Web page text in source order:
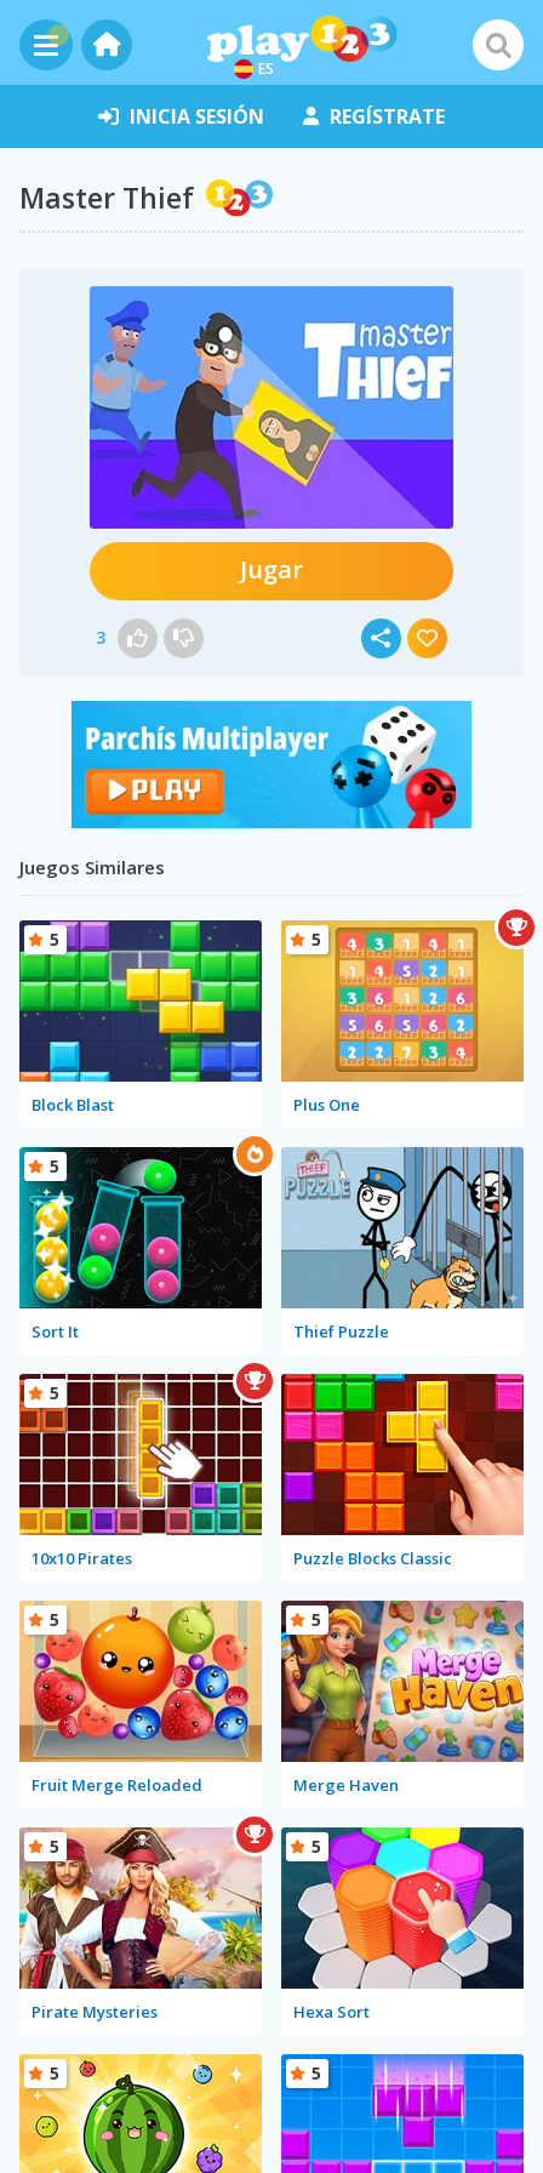
ES
INICIA SESIÓN REGÍSTRATE
Master Thief
Jugar
3
Juegos Similares
Block Blast
5
Plus One
5
Sort It
5
Thief Puzzle
10x10 Pirates
5
Puzzle Blocks Classic
Fruit Merge Reloaded
5
Merge Haven
5
Pirate Mysteries
5
Hexa Sort
5
5 5